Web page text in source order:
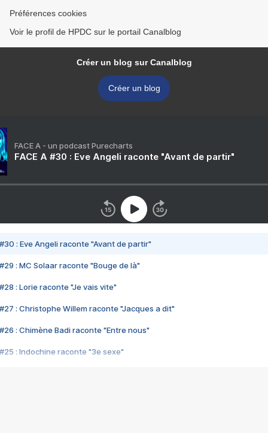
Préférences cookies
Voir le profil de HPDC sur le portail Canalblog
Créer un blog sur Canalblog
Créer un blog
FACE A - un podcast Purecharts
FACE A #30 : Eve Angeli raconte "Avant de partir"
#30 : Eve Angeli raconte "Avant de partir"
#29 : MC Solaar raconte "Bouge de là"
#28 : Lorie raconte "Je vais vite"
#27 : Christophe Willem raconte "Jacques a dit"
#26 : Chimène Badi raconte "Entre nous"
#25 : Indochine raconte "3e sexe"